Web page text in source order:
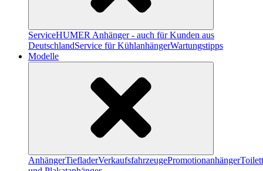
ServiceHUMER Anhänger - auch für Kunden aus
DeutschlandService für KühlanhängerWartungstipps
Modelle
AnhängerTiefladerVerkaufsfahrzeugePromotionanhänger